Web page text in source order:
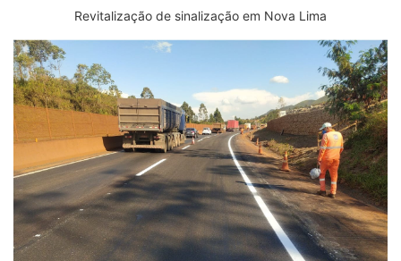
Revitalização de sinalização em Nova Lima